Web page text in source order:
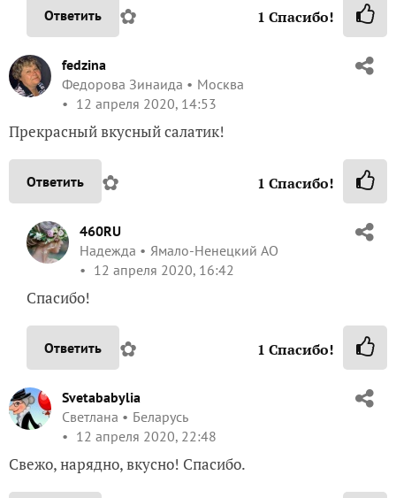
Ответить ✿ 1 Спасибо!
fedzina
Федорова Зинаида
Москва
12 апреля 2020, 14:53
Прекрасный вкусный салатик!
Ответить ✿ 1 Спасибо!
460RU
Надежда
Ямало-Ненецкий АО
12 апреля 2020, 16:42
Спасибо!
Ответить ✿ 1 Спасибо!
Svetababylia
Светлана
Беларусь
12 апреля 2020, 22:48
Свежо, нарядно, вкусно! Спасибо.